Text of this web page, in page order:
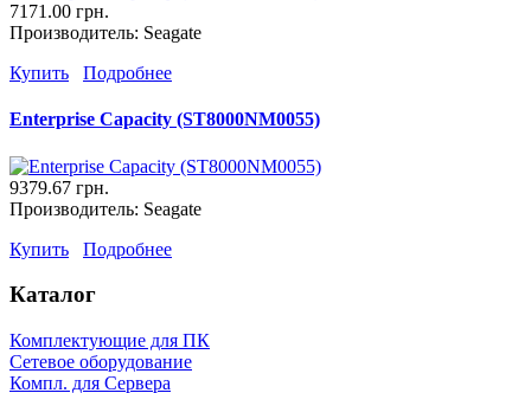
7171.00 грн.
Производитель: Seagate
Купить
Подробнее
Enterprise Capacity (ST8000NM0055)
9379.67 грн.
Производитель: Seagate
Купить
Подробнее
Каталог
Комплектующие для ПК
Сетевое оборудование
Компл. для Сервера